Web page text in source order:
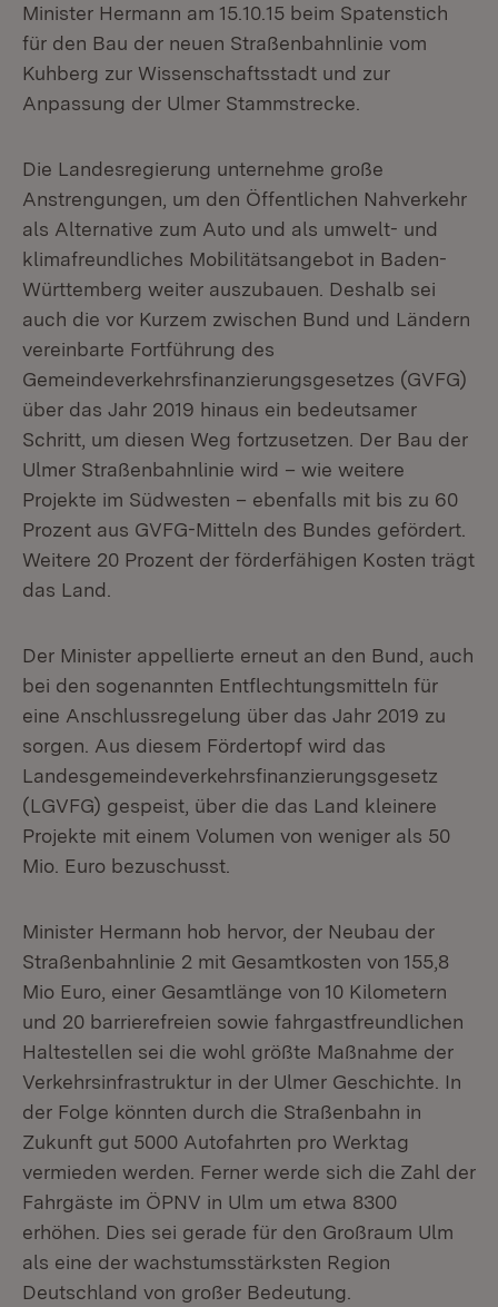
Minister Hermann am 15.10.15 beim Spatenstich
für den Bau der neuen Straßenbahnlinie vom
Kuhberg zur Wissenschaftsstadt und zur
Anpassung der Ulmer Stammstrecke.
Die Landesregierung unternehme große
Anstrengungen, um den Öffentlichen Nahverkehr
als Alternative zum Auto und als umwelt- und
klimafreundliches Mobilitätsangebot in Baden-
Württemberg weiter auszubauen. Deshalb sei
auch die vor Kurzem zwischen Bund und Ländern
vereinbarte Fortführung des
Gemeindeverkehrsfinanzierungsgesetzes (GVFG)
über das Jahr 2019 hinaus ein bedeutsamer
Schritt, um diesen Weg fortzusetzen. Der Bau der
Ulmer Straßenbahnlinie wird – wie weitere
Projekte im Südwesten – ebenfalls mit bis zu 60
Prozent aus GVFG-Mitteln des Bundes gefördert.
Weitere 20 Prozent der förderfähigen Kosten trägt
das Land.
Der Minister appellierte erneut an den Bund, auch
bei den sogenannten Entflechtungsmitteln für
eine Anschlussregelung über das Jahr 2019 zu
sorgen. Aus diesem Fördertopf wird das
Landesgemeindeverkehrsfinanzierungsgesetz
(LGVFG) gespeist, über die das Land kleinere
Projekte mit einem Volumen von weniger als 50
Mio. Euro bezuschusst.
Minister Hermann hob hervor, der Neubau der
Straßenbahnlinie 2 mit Gesamtkosten von 155,8
Mio Euro, einer Gesamtlänge von 10 Kilometern
und 20 barrierefreien sowie fahrgastfreundlichen
Haltestellen sei die wohl größte Maßnahme der
Verkehrsinfrastruktur in der Ulmer Geschichte. In
der Folge könnten durch die Straßenbahn in
Zukunft gut 5000 Autofahrten pro Werktag
vermieden werden. Ferner werde sich die Zahl der
Fahrgäste im ÖPNV in Ulm um etwa 8300
erhöhen. Dies sei gerade für den Großraum Ulm
als eine der wachstumsstärksten Region
Deutschland von großer Bedeutung.